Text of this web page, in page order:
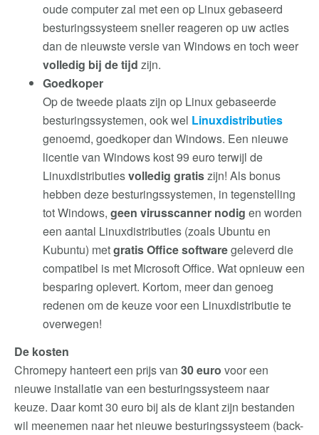
oude computer zal met een op Linux gebaseerd
besturingssysteem sneller reageren op uw acties
dan de nieuwste versie van Windows en toch weer
volledig bij de tijd zijn.
Goedkoper
Op de tweede plaats zijn op Linux gebaseerde
besturingssystemen, ook wel Linuxdistributies
genoemd, goedkoper dan Windows. Een nieuwe
licentie van Windows kost 99 euro terwijl de
Linuxdistributiesvolledig gratiszijn! Als bonus
hebben deze besturingssystemen, in tegenstelling
tot Windows, geen virusscanner nodig en worden
een aantal Linuxdistributies (zoals Ubuntu en
Kubuntu) metgratis Office softwaregeleverd die
compatibel is met Microsoft Office. Wat opnieuw een
besparing oplevert. Kortom, meer dan genoeg
redenen om de keuze voor een Linuxdistributie te
overwegen!
De kosten
Chromepy hanteert een prijs van 30 euro voor een
nieuwe installatie van een besturingssysteem naar
keuze. Daar komt 30 euro bij als de klant zijn bestanden
wil meenemen naar het nieuwe besturingssysteem (back-